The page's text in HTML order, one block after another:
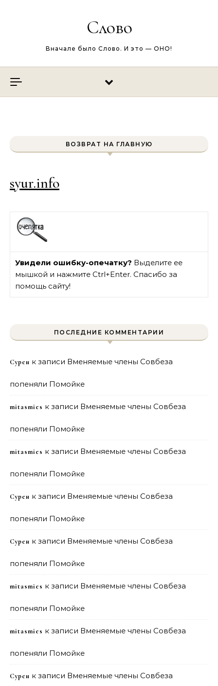
Слово
Вначале было Слово. И это — ОНО!
ВОЗВРАТ НА ГЛАВНУЮ
syur.info
Увидели ошибку-опечатку? Выделите ее
мышкой и нажмите Ctrl+Enter. Спасибо за
помощь сайту!
ПОСЛЕДНИЕ КОММЕНТАРИИ
Сурен к записи Вменяемые члены Совбеза
попеняли Помойке
mitasmies к записи Вменяемые члены Совбеза
попеняли Помойке
mitasmies к записи Вменяемые члены Совбеза
попеняли Помойке
Сурен к записи Вменяемые члены Совбеза
попеняли Помойке
Сурен к записи Вменяемые члены Совбеза
попеняли Помойке
mitasmies к записи Вменяемые члены Совбеза
попеняли Помойке
mitasmies к записи Вменяемые члены Совбеза
попеняли Помойке
Сурен к записи Вменяемые члены Совбеза